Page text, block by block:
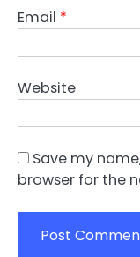
Email *
Website
Save my
browser for the